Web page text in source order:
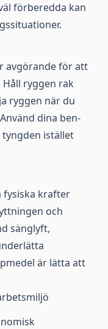
förberedda kan
avgörande för att
ryggen rak
ryggen när du
dina ben-
istället
fysiska krafter
och
sänglyft,
är lätta att